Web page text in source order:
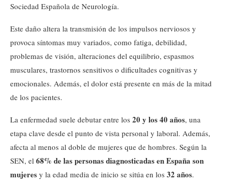
Sociedad Española de Neurología.
Este daño altera la transmisión de los impulsos nerviosos y
provoca síntomas muy variados, como fatiga, debilidad,
problemas de visión, alteraciones del equilibrio, espasmos
musculares, trastornos sensitivos o dificultades cognitivas y
emocionales. Además, el dolor está presente en más de la mitad
de los pacientes.
La enfermedad suele debutar entre los 20 y los 40 años, una
etapa clave desde el punto de vista personal y laboral. Además,
afecta al menos al doble de mujeres que de hombres. Según la
SEN, el 68% de las personas diagnosticadas en España son
mujeres y la edad media de inicio se sitúa en los 32 años.